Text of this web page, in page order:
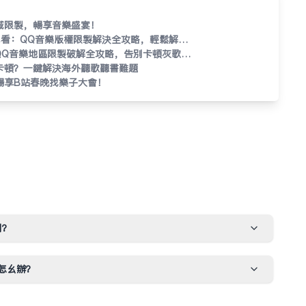
制，畅享音乐盛宴！
：QQ音樂版權限制解決全攻略，輕鬆解鎖
Honey》
音樂地區限制破解全攻略，告別卡頓灰歌單
顿？一键解决海外听歌听书难题
B站春晚找乐子大会！
么办？